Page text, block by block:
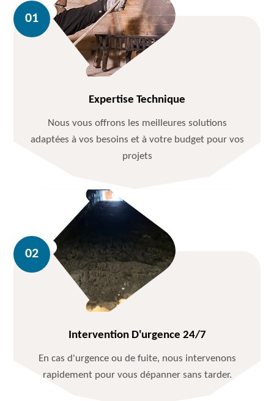
Expertise Technique
Nous vous offrons les meilleures solutions
adaptées à vos besoins et à votre budget pour vos
projets
Intervention D'urgence 24/7
En cas d'urgence ou de fuite, nous intervenons
rapidement pour vous dépanner sans tarder.